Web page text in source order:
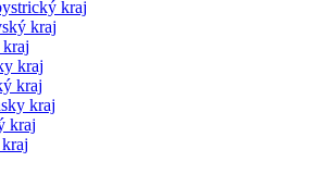
kraj
kraj
kraj
kraj
kraj
kraj